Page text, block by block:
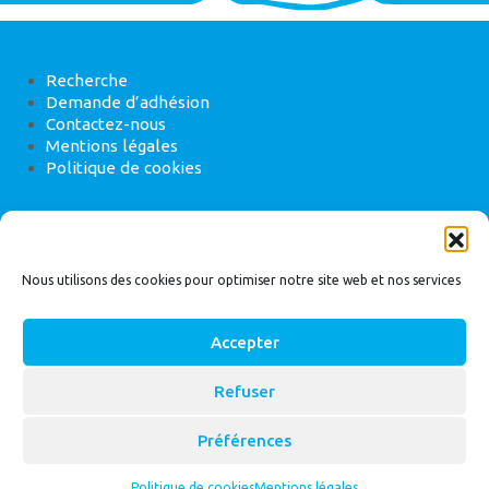
Nous utilisons des cookies pour optimiser notre site web et nos services
Accepter
Refuser
Préférences
Recherche
Demande d’adhésion
Contactez-nous
Mentions légales
Politique de cookies